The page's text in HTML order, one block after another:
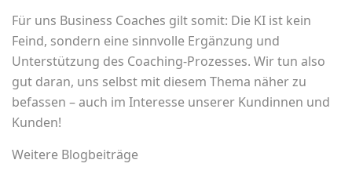
Für uns Business Coaches gilt somit: Die KI ist kein
Feind, sondern eine sinnvolle Ergänzung und
Unterstützung des Coaching-Prozesses. Wir tun also
gut daran, uns selbst mit diesem Thema näher zu
befassen – auch im Interesse unserer Kundinnen und
Kunden!
Weitere Blogbeiträge